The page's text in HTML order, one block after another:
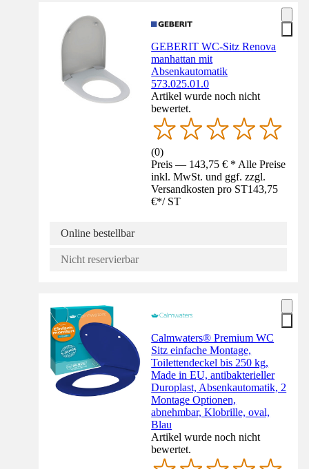
GEBERIT WC-Sitz Renova
manhattan mit
Absenkautomatik
573.025.01.0
Artikel wurde noch nicht
bewertet.
(0)
Preis — 143,75 € * Alle Preise
inkl. MwSt. und ggf. zzgl.
Versandkosten pro ST143,75
€*/ ST
Online bestellbar
Nicht reservierbar
Calmwaters® Premium WC
Sitz einfache Montage,
Toilettendeckel bis 250 kg,
Made in EU, antibakterieller
Duroplast, Absenkautomatik, 2
Montage Optionen,
abnehmbar, Klobrille, oval,
Blau
Artikel wurde noch nicht
bewertet.